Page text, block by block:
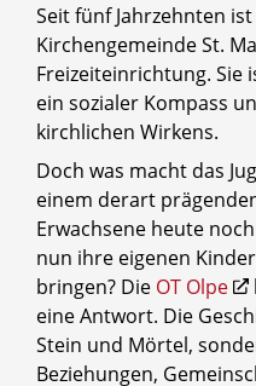
Foto vom 25-jährigen
Seit fünf Jahrzehnten
Kirchengemeinde St.
Freizeiteinrichtung. Sie
ein sozialer Kompass
kirchlichen Wirkens.
Doch was macht das
einem derart
Erwachsene heute
nun ihre eigenen
bringen? Die OT Olpe
eine Antwort. Die
Stein und Mörtel,
Beziehungen,